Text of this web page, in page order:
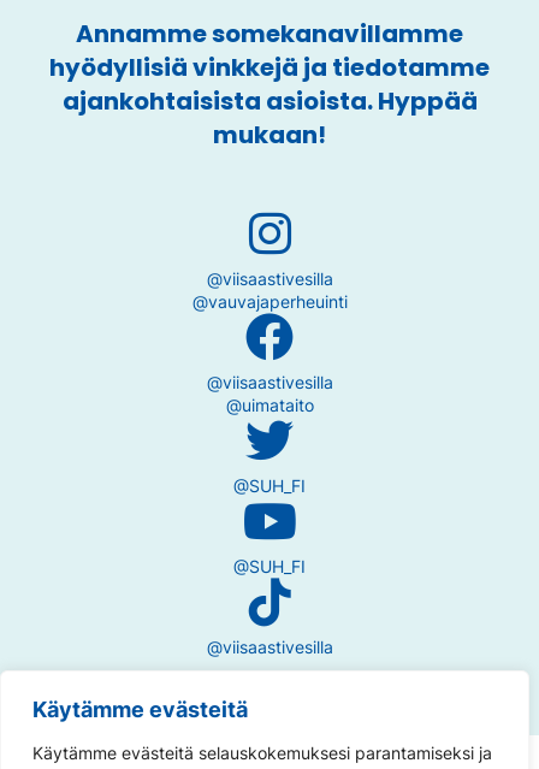
Käytämme evästeitä
Käytämme evästeitä selauskokemuksesi parantamiseksi ja
Annamme somekanavillamme
hyödyllisiä vinkkejä ja tiedotamme
ajankohtaisista asioista. Hyppää
mukaan!
@viisaastivesilla
@vauvajaperheuinti
@viisaastivesilla
@uimataito
@SUH_FI
@SUH_FI
@viisaastivesilla